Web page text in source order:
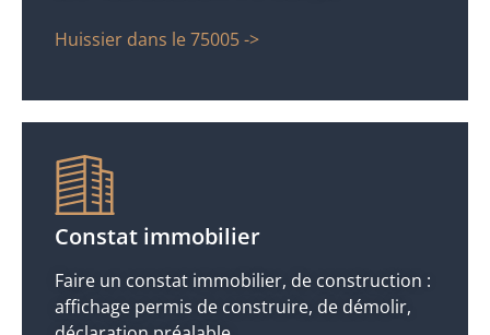
Huissier dans le 75005 ->
Constat immobilier
Faire un constat immobilier, de construction :
affichage permis de construire, de démolir,